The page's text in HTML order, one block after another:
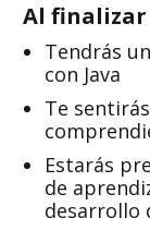
Al finalizar
Tendrás
con Java
Te
Estarás
de
desarrollo